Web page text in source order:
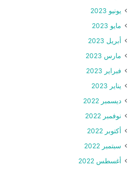
يونيو 2023
مايو 2023
أبريل 2023
مارس 2023
فبراير 2023
يناير 2023
ديسمبر 2022
نوفمبر 2022
أكتوبر 2022
سبتمبر 2022
أغسطس 2022